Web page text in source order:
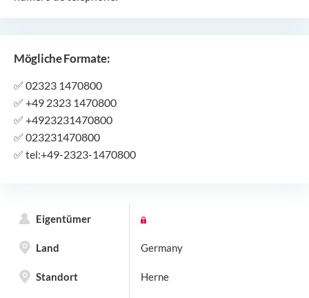
Mögliche Formate:
✅ 02323 1470800
✅ +49 2323 1470800
✅ +4923231470800
✅ 023231470800
✅ tel:+49-2323-1470800
Eigentümer
Land Germany
Standort Herne